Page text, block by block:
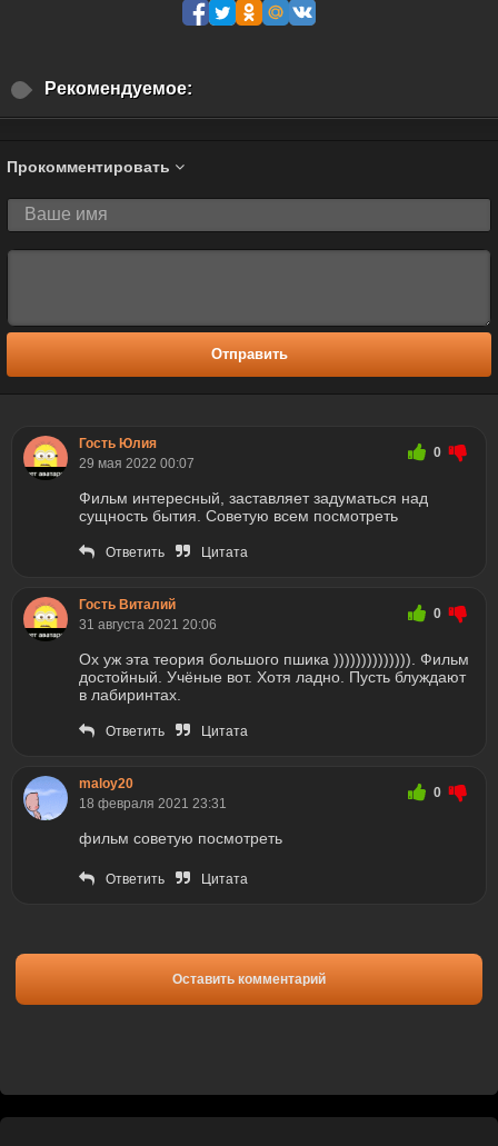
Рекомендуемое:
Прокомментировать
Отправить
Гость Юлия
29 мая 2022 00:07
0
Фильм интересный, заставляет задуматься над
сущность бытия. Советую всем посмотреть
Ответить Цитата
Гость Виталий
31 августа 2021 20:06
0
Ох уж эта теория большого пшика )))))))))))))). Фильм
достойный. Учёные вот. Хотя ладно. Пусть блуждают
в лабиринтах.
Ответить Цитата
maloy20
18 февраля 2021 23:31
0
фильм советую посмотреть
Ответить Цитата
Оставить комментарий